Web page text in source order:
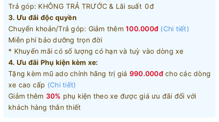
Trả góp: KHÔNG TRẢ TRƯỚC & Lãi suất 0đ
3. Ưu đãi độc quyền
Chuyển khoản/Trả góp: Giảm thêm 100.000đ (Chi tiết)
Miễn phí bảo dưỡng trọn đời
* Khuyến mãi có số lượng có hạn và tuỳ vào dòng xe
4. Ưu đãi Phụ kiện kèm xe:
Tặng kèm mũ ado chính hãng trị giá 990.000đcho các dòng
xe cao cấp (Chi tiết)
Giảm thêm 30% phụ kiện theo xe được giá ưu đãi đối với
khách hàng thân thiết